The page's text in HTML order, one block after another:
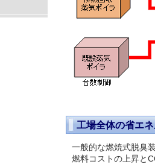
工場全体の省エ
一般的な燃焼式脱臭
燃料コストの上昇と